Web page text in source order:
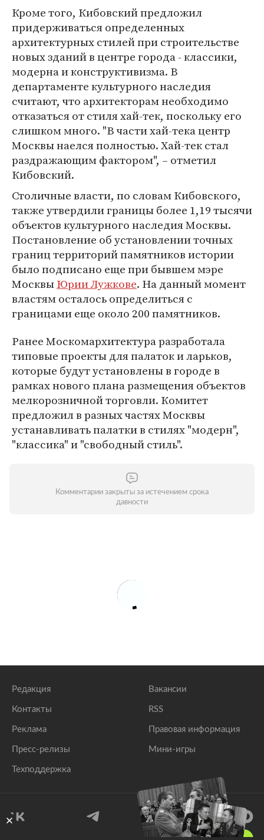
Кроме того, Кибовский предложил
придерживаться определенных
архитектурных стилей при строительстве
новых зданий в центре города - классики,
модерна и конструктивизма. В
департаменте культурного наследия
считают, что архитекторам необходимо
отказаться от стиля хай-тек, поскольку его
слишком много. "В части хай-тека центр
Москвы наелся полностью. Хай-тек стал
раздражающим фактором", – отметил
Кибовский.
Столичные власти, по словам Кибовского,
также утвердили границы более 1,19 тысячи
объектов культурного наследия Москвы.
Постановление об установлении точных
границ территорий памятников истории
было подписано еще при бывшем мэре
МосквыЮрии Лужкове. На данный момент
властям осталось определиться с
границами еще около 200 памятников.
Ранее Москомархитектура разработала
типовые проекты для палаток и ларьков,
которые будут установлены в городе в
рамках нового плана размещения объектов
мелкорозничной торговли. Комитет
предложил в разных частях Москвы
устанавливать палатки в стилях "модерн",
"классика" и "свободный стиль".
Комментарии закрыты за истечением срока
давности
Редакция
Контакты
Реклама
Пресс-релизы
Техподдержка
Вакансии
RSS
Правовая информация
Мини-игры